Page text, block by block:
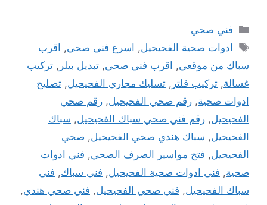
التصنيفات
فني صحي
الوسوم
ادوات صحية الفحيحيل, اسرع فني صحي, اقرب
سباك من موقعي, اقرب فني صحي, تبديل بيلر , تركيب
غسالة, تركيب فلتر , تسليك مجاري الفحيحيل, تصليح
ادوات صحية, رقم صحي الفحيحيل, رقم صحي
الفحيحيل, رقم فني صحي سباك الفحيحيل, سباك
الفحيحيل, سباك هندي صحي الفحيحيل, صحي
الفحيحيل, فتح مواسير الصرف الصحي, فني ادوات
صحية, فني ادوات صحية الفحيحيل, فني سباك, فني
سباك الفحيحيل, فني صحي الفحيحيل, فني صحي هندي,